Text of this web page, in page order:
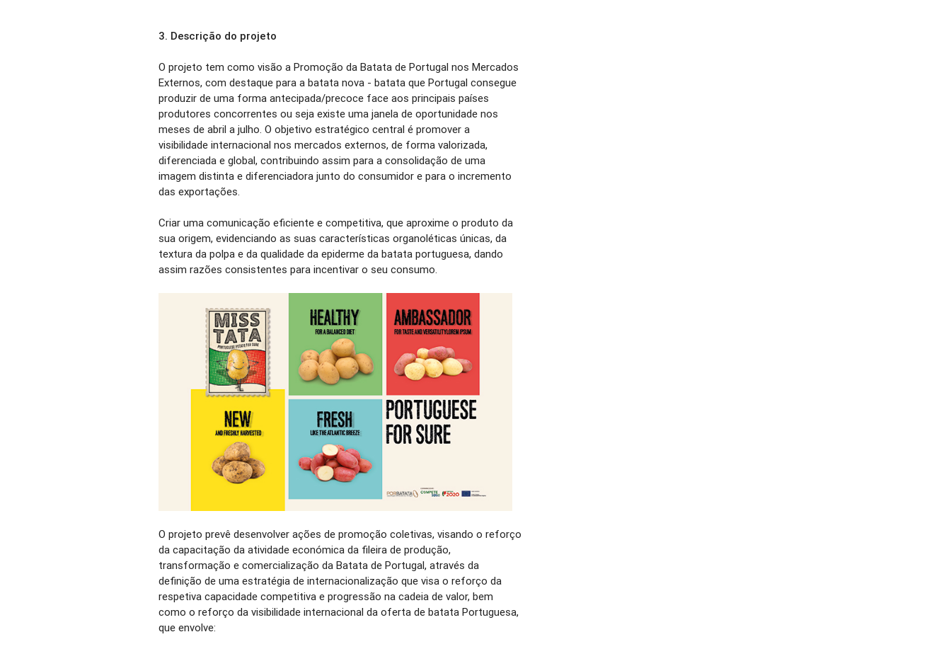
3. Descrição do projeto
O projeto tem como visão a Promoção da Batata de Portugal nos Mercados
Externos, com destaque para a batata nova - batata que Portugal consegue
produzir de uma forma antecipada/precoce face aos principais países
produtores concorrentes ou seja existe uma janela de oportunidade nos
meses de abril a julho. O objetivo estratégico central é promover a
visibilidade internacional nos mercados externos, de forma valorizada,
diferenciada e global, contribuindo assim para a consolidação de uma
imagem distinta e diferenciadora junto do consumidor e para o incremento
das exportações.
Criar uma comunicação eficiente e competitiva, que aproxime o produto da
sua origem, evidenciando as suas características organoléticas únicas, da
textura da polpa e da qualidade da epiderme da batata portuguesa, dando
assim razões consistentes para incentivar o seu consumo.
O projeto prevê desenvolver ações de promoção coletivas, visando o reforço
da capacitação da atividade económica da fileira de produção,
transformação e comercialização da Batata de Portugal, através da
definição de uma estratégia de internacionalização que visa o reforço da
respetiva capacidade competitiva e progressão na cadeia de valor, bem
como o reforço da visibilidade internacional da oferta de batata Portuguesa,
que envolve: